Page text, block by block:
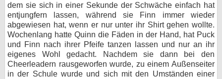
dem sie sich in einer Sekunde der Schwäche einfach hat
entjungfern lassen, während sie Finn immer wieder
abgewiesen hat, wenn er nur unter ihr Shirt gehen wollte.
Wochenlang hatte Quinn die Fäden in der Hand, hat Puck
und Finn nach ihrer Pfeife tanzen lassen und nur an ihr
eigenes Wohl gedacht. Nachdem sie dann bei den
Cheerleadern rausgeworfen wurde, zu einem Außenseiter
in der Schule wurde und sich mit den Umständen einer